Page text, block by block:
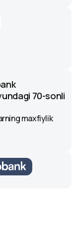
70-sonli
maxfiylik